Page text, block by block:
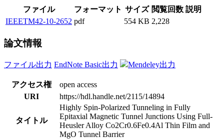
ファイル フォーマット サイズ 閲覧回数 説明
IEEETM42-10-2652 pdf 554 KB 2,228
論文情報
ファイル出力 EndNote Basic出力 Mendeley出力
アクセス権
open access
URI
https://hdl.handle.net/2115/14894
タイトル
Highly Spin-Polarized Tunneling in Fully
Epitaxial Magnetic Tunnel Junctions Using Full-
Heusler Alloy Co2Cr0.6Fe0.4Al Thin Film and
MgO Tunnel Barrier